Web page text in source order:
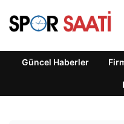
Güncel Haberler